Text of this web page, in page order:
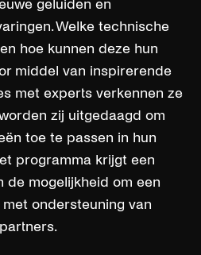
geluiden en
Welke technische
hoe kunnen deze hun
middel van inspirerende
met experts verkennen ze
zij uitgedaagd om
toe te passen in hun
programma krijgt een
de mogelijkheid om een
ondersteuning van